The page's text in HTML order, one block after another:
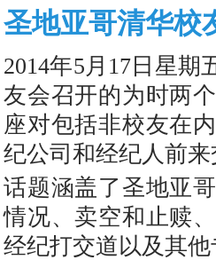
圣地亚哥清华校
2014年5月17日星
友会召开的为时两
座对包括非校友在
纪公司和经纪人前
话题涵盖了圣地亚
情况、卖空和止赎
经纪打交道以及其